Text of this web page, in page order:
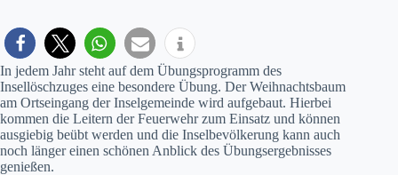
In jedem Jahr steht auf dem Übungsprogramm des
Insellöschzuges eine besondere Übung. Der Weihnachtsbaum
am Ortseingang der Inselgemeinde wird aufgebaut. Hierbei
kommen die Leitern der Feuerwehr zum Einsatz und können
ausgiebig beübt werden und die Inselbevölkerung kann auch
noch länger einen schönen Anblick des Übungsergebnisses
genießen.